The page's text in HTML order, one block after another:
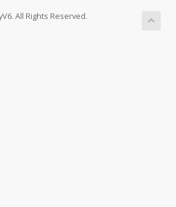
All Rights Reserved.